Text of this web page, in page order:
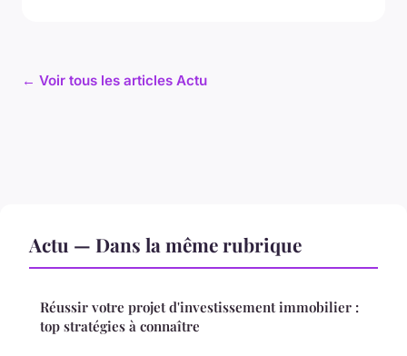
← Voir tous les articles Actu
Actu — Dans la même rubrique
Réussir votre projet d'investissement immobilier :
top stratégies à connaître